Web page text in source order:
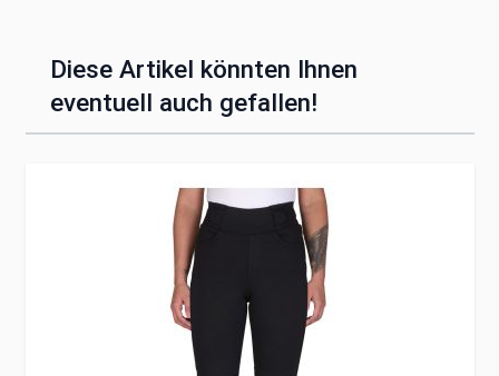
Diese Artikel könnten Ihnen
eventuell auch gefallen!